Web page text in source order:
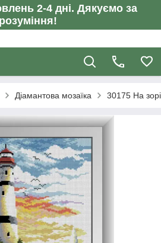
2-4 дні. Дякуємо за
розуміння!
Діамантова мозаїка 30175 На